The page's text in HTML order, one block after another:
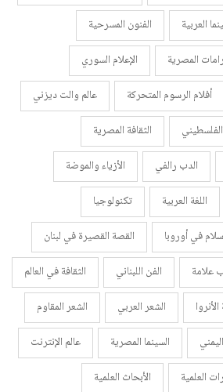
العربية
الفنون المسرحية
المصرية
الإعلام السوري
أفلام الرسوم المتحركة
عالم والت ديزني
الثقافة المصرية
الدب رالفي
الأزياء والموضة
اللغة العربية
تكنولوجيا
في أوروبا
القصة القصيرة في لبنان
علامة الفن اللبناني
الثقافة في العالم
الشعر العربي
الشعر المقاوم
السينما المصرية
عالم الإنترنت
العلمية
الأبحاث العلمية